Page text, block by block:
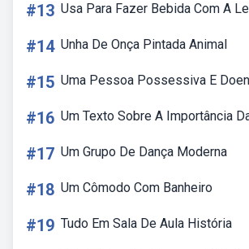
#13 Usa Para Fazer Bebida Com A
#14 Unha De Onça Pintada Animal
#15 Uma Pessoa Possessiva E
#16 Um Texto Sobre A Importância
#17 Um Grupo De Dança Moderna
#18 Um Cômodo Com Banheiro
#19 Tudo Em Sala De Aula História